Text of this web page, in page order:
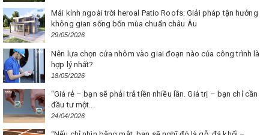
Mái kính ngoài trời heroal Patio Roofs: Giải pháp tận hưởng
không gian sống bốn mùa chuẩn châu Âu
29/05/2026
Nên lựa chọn cửa nhôm vào giai đoạn nào của công trình là
hợp lý nhất?
18/05/2026
“Giá rẻ – bạn sẽ phải trả tiền nhiều lần. Giá trị – bạn chỉ cần
đầu tư một...
24/04/2026